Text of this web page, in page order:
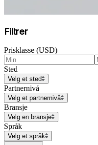
Filtrer
Prisklasse (USD)
Sted
Velg et sted
Partnernivå
Velg et partnernivå
Bransje
Velg en bransje
Språk
Velg et språk